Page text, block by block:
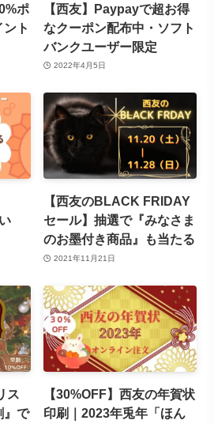
ポ
ト
【西友】Paypayで超お得
なクーポン配布中・ソフト
バンクユーザー限定
2022年4月5日
【西友のBLACK FRIDAY
セール】抽選で『みなさま
のお墨付き商品』も当たる
2021年11月21日
ス
』で
【30%OFF】西友の年賀状
印刷｜2023年兎年「ほん